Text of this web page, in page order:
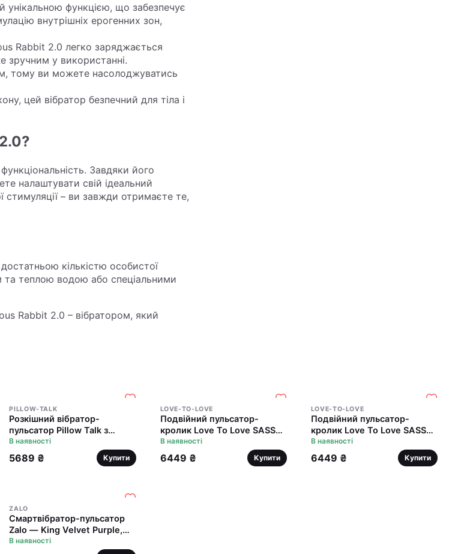
унікальною функцією, що забезпечує
внутрішніх ерогенних зон,
Rabbit 2.0 легко заряджається
зручним у використанні.
тому ви можете насолоджуватись
цей вібратор безпечний для тіла і
Завдяки його
налаштувати свій ідеальний
стимуляції – ви завжди отримаєте те,
кількістю особистої
теплою водою або спеціальними
Rabbit 2.0 – вібратором, який
PILLOW-TALK
Розкішний вібратор-
пульсатор Pillow Talk з
присоскою - Feisty
Thrusting Vibrator Teal
В наявності
5689 ₴ Купити
LOVE-TO-LOVE
Подвійний пульсатор-
кролик Love To Love SASSY
BUNNY - PURPLE RAIN
В наявності
6449 ₴ Купити
LOVE-TO-LOVE
Подвійний пульсатор-
кролик Love To Love SASSY
BUNNY - BABY PINK
В наявності
6449 ₴ Купити
ZALO
Смартвібратор-пульсатор
Zalo — King Velvet Purple,
кристал Swarovski
В наявності